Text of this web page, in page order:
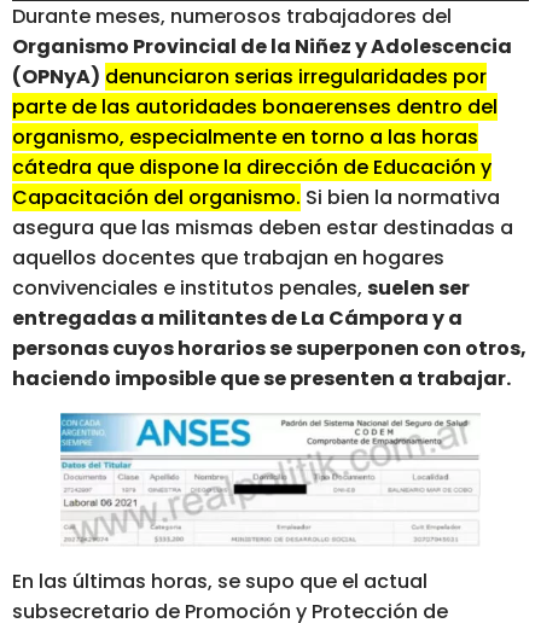
Durante meses, numerosos trabajadores del
Organismo Provincial de la Niñez y Adolescencia
(OPNyA) denunciaron serias irregularidades por
parte de las autoridades bonaerenses dentro del
organismo, especialmente en torno a las horas
cátedra que dispone la dirección de Educación y
Capacitación del organismo. Si bien la normativa
asegura que las mismas deben estar destinadas a
aquellos docentes que trabajan en hogares
convivenciales e institutos penales, suelen ser
entregadas a militantes de La Cámpora y a
personas cuyos horarios se superponen con otros,
haciendo imposible que se presenten a trabajar.
En las últimas horas, se supo que el actual
subsecretario de Promoción y Protección de